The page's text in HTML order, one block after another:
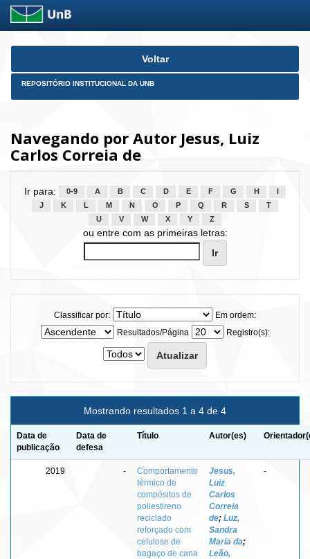
Skip
Voltar
REPOSITÓRIO INSTITUCIONAL DA UNB
Navegando por Autor Jesus, Luiz
Carlos Correia de
Ir para: 0-9 A B C D E F G H
J
K L M N O P Q R S
T
U
V W X Y Z
ou entre com as primeiras letras:
Classificar por:
Em ordem:
Resultados/Página
Registro(s):
Mostrando resultados 1 a 4 de 4
Data de
publicação
Data de
defesa
Título Autor(es)
2019 -
Comportamento
térmico de
compósitos de
poliestireno
reciclado
reforçado com
celulose de
bagaço de cana
Jesus,
Luiz
Carlos
Correia
de; Luz,
Sandra
Maria da;
Leão,
-